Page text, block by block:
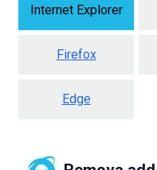
Internet Explorer
Firefox
Edge